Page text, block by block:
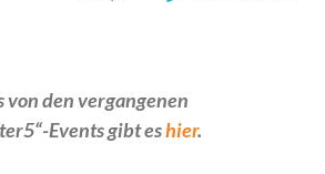
von den vergangenen
Events gibt eshier.